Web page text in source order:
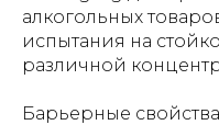
алкогольных
испытания на
различной
Барьерные